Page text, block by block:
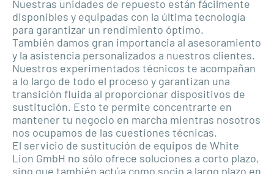
Nuestras unidades de repuesto están fácilmente
disponibles y equipadas con la última tecnología
para garantizar un rendimiento óptimo.
También damos gran importancia al asesoramiento
y la asistencia personalizados a nuestros clientes.
Nuestros experimentados técnicos te acompañan
a lo largo de todo el proceso y garantizan una
transición fluida al proporcionar dispositivos de
sustitución. Esto te permite concentrarte en
mantener tu negocio en marcha mientras nosotros
nos ocupamos de las cuestiones técnicas.
El servicio de sustitución de equipos de White
Lion GmbH no sólo ofrece soluciones a corto plazo,
sino que también actúa como socio a largo plazo en